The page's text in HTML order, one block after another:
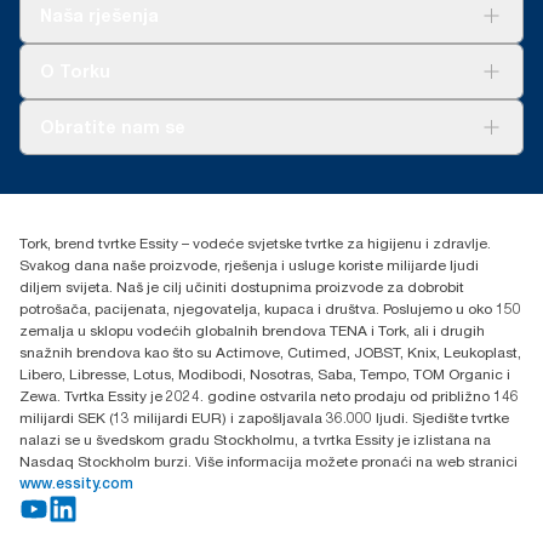
ponovnog punjenja u kombinaciji s podacima o potrošnji.
+385 913 900 004
H-1021 Budapest
Budakeszi út 51.
Tork, brend tvrtke Essity – vodeće svjetske tvrtke za higijenu i zdravlje.
Svakog dana naše proizvode, rješenja i usluge koriste milijarde ljudi
diljem svijeta. Naš je cilj učiniti dostupnima proizvode za dobrobit
potrošača, pacijenata, njegovatelja, kupaca i društva. Poslujemo u oko 150
zemalja u sklopu vodećih globalnih brendova TENA i Tork, ali i drugih
snažnih brendova kao što su Actimove, Cutimed, JOBST, Knix, Leukoplast,
Libero, Libresse, Lotus, Modibodi, Nosotras, Saba, Tempo, TOM Organic i
Zewa. Tvrtka Essity je 2024. godine ostvarila neto prodaju od približno 146
milijardi SEK (13 milijardi EUR) i zapošljavala 36.000 ljudi. Sjedište tvrtke
nalazi se u švedskom gradu Stockholmu, a tvrtka Essity je izlistana na
Nasdaq Stockholm burzi. Više informacija možete pronaći na web stranici
www.essity.com